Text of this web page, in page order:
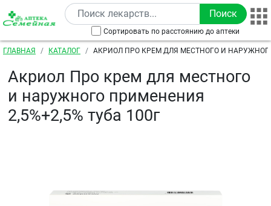
Перейти к основному содержанию
Сортировать по расстоянию до аптеки
Строка навигации
ГЛАВНАЯ КАТАЛОГ
АКРИОЛ ПРО КРЕМ ДЛЯ МЕСТНОГО И
Акриол Про крем для местного
и наружного применения
2,5%+2,5% туба 100г